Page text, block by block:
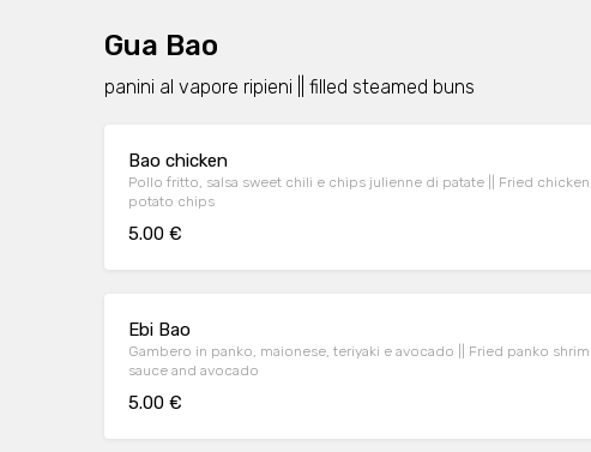
Gua Bao
panini al vapore ripieni || filled steamed buns
Bao chicken
Pollo fritto, salsa sweet chili e chips julienne di patate || Fried
potato chips
5.00 €
Ebi Bao
Gambero in panko, maionese, teriyaki e avocado || Fried panko
sauce and avocado
5.00 €